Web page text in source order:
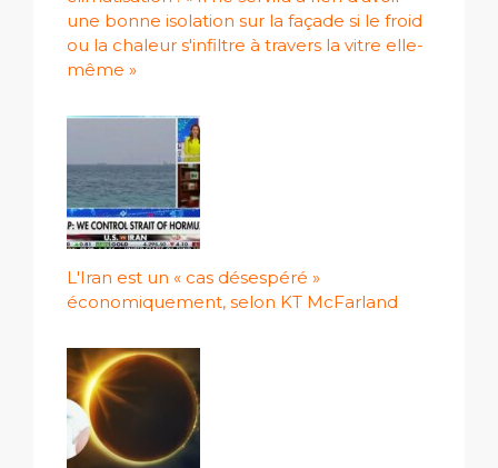
une bonne isolation sur la façade si le froid
ou la chaleur s'infiltre à travers la vitre elle-
même »
L'Iran est un « cas désespéré »
économiquement, selon KT McFarland